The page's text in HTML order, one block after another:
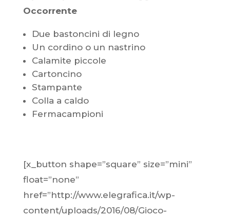
Occorrente
Due bastoncini di legno
Un cordino o un nastrino
Calamite piccole
Cartoncino
Stampante
Colla a caldo
Fermacampioni
[x_button shape=”square” size=”mini”
float=”none”
href=”http://www.elegrafica.it/wp-
content/uploads/2016/08/Gioco-